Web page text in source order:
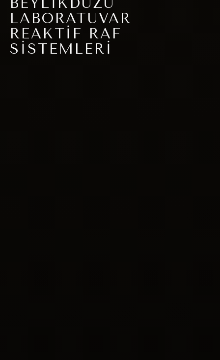
LABORATUVAR
REAKTIF RAF
SISTEMLERI